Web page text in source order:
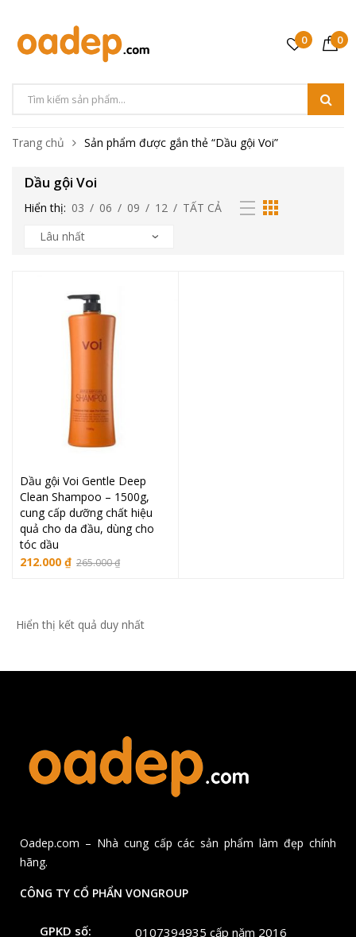
0 0
Trang chủ Sản phẩm được gắn thẻ “Dầu gội Voi”
Dầu gội Voi
Hiển thị: 03 / 06 / 09 / 12 / TẤT CẢ
Dầu gội Voi Gentle Deep
Clean Shampoo – 1500g,
cung cấp dưỡng chất hiệu
quả cho da đầu, dùng cho
tóc dầu
265.000₫
212.000 ₫
Hiển thị kết quả duy nhất
Oadep.com – Nhà cung cấp các sản phẩm làm đẹp chính
hãng.
CÔNG TY CỔ PHẨN VONGROUP
GPKD số: 0107394935 cấp năm 2016